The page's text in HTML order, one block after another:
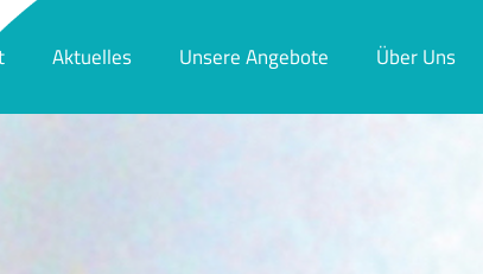
Aktuelles Unsere Angebote Über Uns